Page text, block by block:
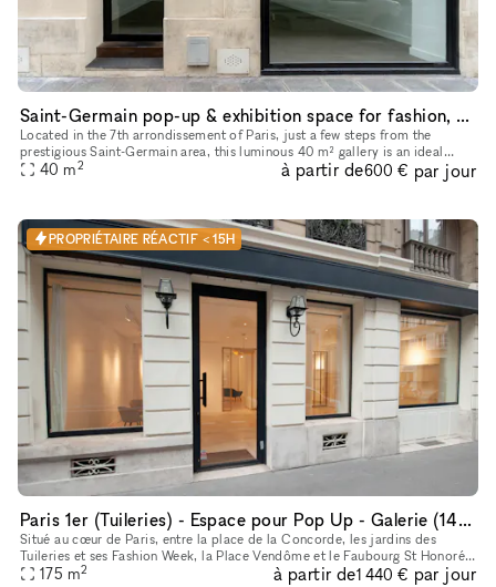
Saint-Germain pop-up & exhibition space for fashion, design and contemporary art
Located in the 7th arrondissement of Paris, just a few steps from the
prestigious Saint-Germain area, this luminous 40 m² gallery is an ideal
space for your fashion showroom and private sales. It's
40 m2 à partir de600 € par jour
PROPRIÉTAIRE RÉACTIF < 15H
Paris 1er (Tuileries) - Espace pour Pop Up - Galerie (140 m2 + Sous sol 35 m2)
Situé au cœur de Paris, entre la place de la Concorde, les jardins des
Tuileries et ses Fashion Week, la Place Vendôme et le Faubourg St Honoré,
l’espace dispose d’une adresse unique à côté des hôtel
175 m2 à partir de1 440 € par jour